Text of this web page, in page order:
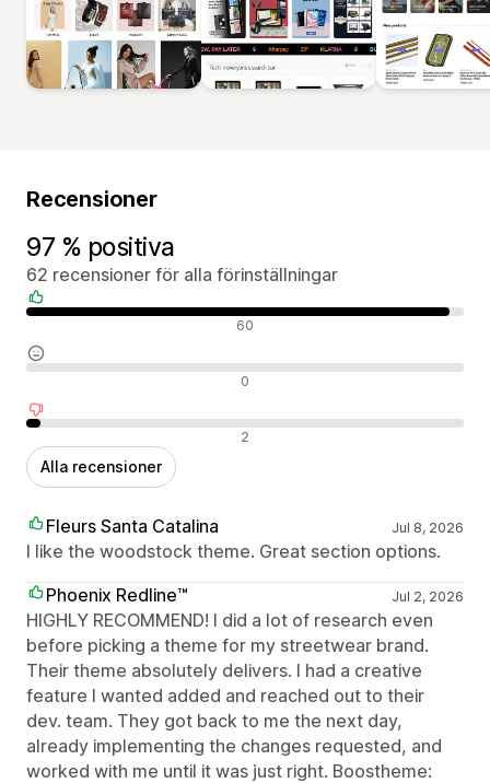
Recensioner
97 % positiva
62 recensioner för alla förinställningar
Positiva recensioner 60
Neutrala recensioner 0
Negativa recensioner 2
Alla recensioner
Fleurs Santa Catalina Jul 8, 2026
I like the woodstock theme. Great section options.
Phoenix Redline™
Jul 2, 2026
HIGHLY RECOMMEND! I did a lot of research even
before picking a theme for my streetwear brand.
Their theme absolutely delivers. I had a creative
feature I wanted added and reached out to their
dev. team. They got back to me the next day,
already implementing the changes requested, and
worked with me until it was just right. Boostheme: